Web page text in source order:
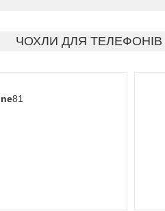
ЧОХЛИ ДЛЯ ТЕЛЕФОНІВ
81